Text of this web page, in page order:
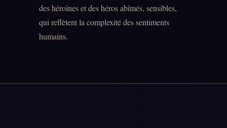
des héroïnes et des héros abîmés, sensibles,
qui reflètent la complexité des sentiments
humains.